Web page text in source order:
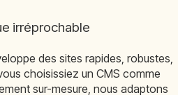
irréprochable
des sites rapides, robustes,
choisissiez un CMS comme
sur-mesure, nous adaptons